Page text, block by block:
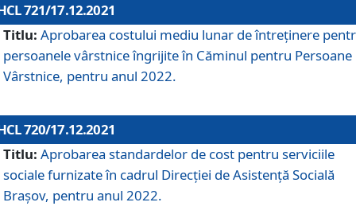
721/17.12.2021
Titlu: Aprobarea costului mediu lunar de întreţinere
persoanele vârstnice îngrijite în Căminul pentru Persoane
Vârstnice, pentru anul 2022.
720/17.12.2021
Titlu: Aprobarea standardelor de cost pentru serviciile
sociale furnizate în cadrul Direcției de Asistență Socială
Brașov, pentru anul 2022.